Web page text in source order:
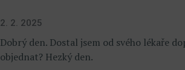
2. 2. 2025
Dobrý den. Dostal jsem od svého lékaře
objednat? Hezký den.